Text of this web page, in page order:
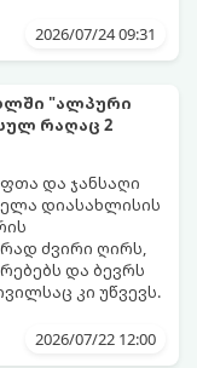
აპრობირებული
პირვანდელი
2026/07/24 09:31
"ალპური
რაღაც 2
და ჯანსაღი
დიასახლისის
ძვირი ღირს,
და ბევრს
კი უწვევს.
ეფექტის მიღწევა
2026/07/22 12:00